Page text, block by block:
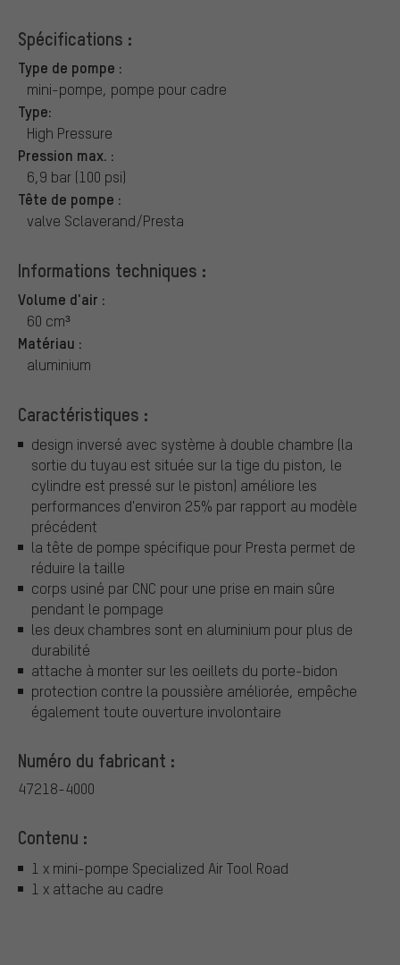
Spécifications :
Type de pompe :
mini-pompe, pompe pour cadre
Type:
High Pressure
Pression max. :
6,9 bar (100 psi)
Tête de pompe :
valve Sclaverand/Presta
Informations techniques :
Volume d'air :
60 cm³
Matériau :
aluminium
Caractéristiques :
design inversé avec système à double chambre (la
sortie du tuyau est située sur la tige du piston, le
cylindre est pressé sur le piston) améliore les
performances d'environ 25% par rapport au modèle
précédent
la tête de pompe spécifique pour Presta permet de
réduire la taille
corps usiné par CNC pour une prise en main sûre
pendant le pompage
les deux chambres sont en aluminium pour plus de
durabilité
attache à monter sur les oeillets du porte-bidon
protection contre la poussière améliorée, empêche
également toute ouverture involontaire
Numéro du fabricant :
47218-4000
Contenu :
1 x mini-pompe Specialized Air Tool Road
1 x attache au cadre